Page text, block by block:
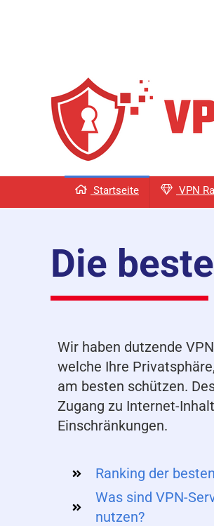
Startseite VPN
Die
Wir haben dutzende
welche Ihre
am besten schützen.
Zugang zu Internet-
Einschränkungen.
Ranking der
Was sind VPN-
nutzen?